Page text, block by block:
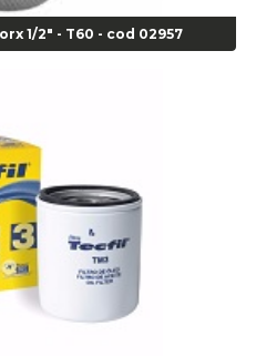
Cod 03105
- Gedore A2 - Cod 00894
Curvo - Gedore A21 - Cod 00895
- Gedore J21 - Cod 00893
8134 Gedore - Cod 02008
03078
- Corneta - Cod 03113
1/2" - T60 - cod 02957